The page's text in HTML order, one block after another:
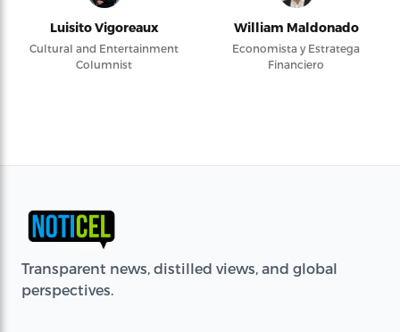
Luisito Vigoreaux
Cultural and Entertainment
Columnist
William Maldonado
Economista y Estratega
Financiero
Transparent news, distilled views, and global
perspectives.